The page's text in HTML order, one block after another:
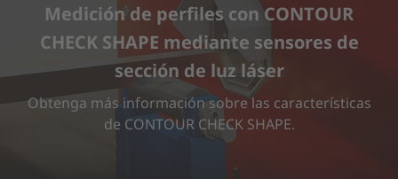
Utilizamos un servicio de terceros para incrustar contenido
de vídeo que puede recopilar datos sobre su actividad. Le
rogamos que revise los detalles y acepte el servicio para ver
este vídeo.
MÁS INFORMACIÓN ACEPTAR
Medición de perfiles con CONTOUR
CHECK SHAPE mediante sensores de
sección de luz láser
Obtenga más información sobre las características
de CONTOUR CHECK SHAPE.